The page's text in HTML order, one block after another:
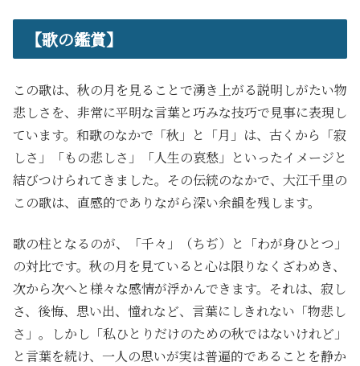
【歌の鑑賞】
この歌は、秋の月を見ることで湧き上がる説明しがたい物
悲しさを、非常に平明な言葉と巧みな技巧で見事に表現し
ています。和歌のなかで「秋」と「月」は、古くから「寂
しさ」「もの悲しさ」「人生の哀愁」といったイメージと
結びつけられてきました。その伝統のなかで、大江千里の
この歌は、直感的でありながら深い余韻を残します。
歌の柱となるのが、「千々」（ちぢ）と「わが身ひとつ」
の対比です。秋の月を見ていると心は限りなくざわめき、
次から次へと様々な感情が浮かんできます。それは、寂し
さ、後悔、思い出、憧れなど、言葉にしきれない「物悲し
さ」。しかし「私ひとりだけのための秋ではないけれど」
と言葉を続け、一人の思いが実は普遍的であることを静か